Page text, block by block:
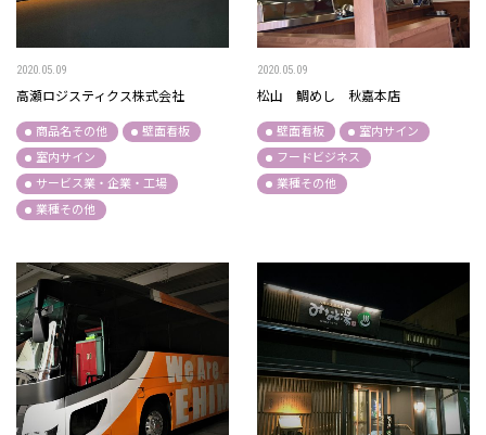
2020.05.09
高瀬ロジスティクス株式会社
商品名その他
壁面看板
室内サイン
サービス業・企業・工場
業種その他
2020.05.09
松山 鯛めし 秋嘉本店
壁面看板
室内サイン
フードビジネス
業種その他